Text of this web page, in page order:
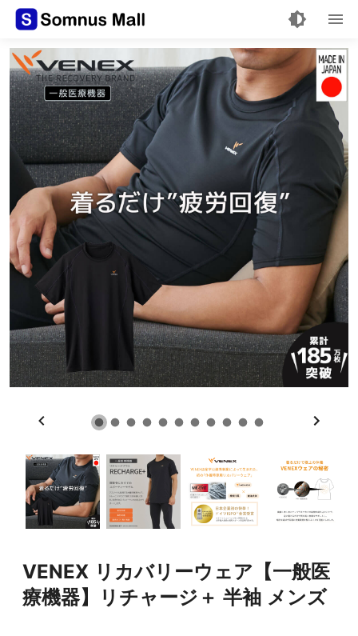
VENEX リカバリーウェア【一般医
療機器】リチャージ＋ 半袖 メンズ